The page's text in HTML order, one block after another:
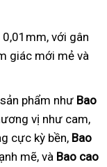
0,01mm, với gân
giác mới mẻ và
phẩm như Bao
vị như cam,
cực kỳ bền, Bao
mẽ, và Bao cao